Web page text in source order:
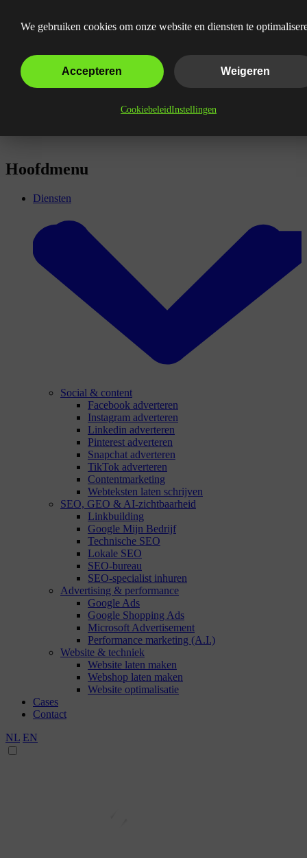
Wat is een Multivariate Test?
Hoofdmenu
Diensten
Social & content
Facebook adverteren
Instagram adverteren
Linkedin adverteren
Pinterest adverteren
Snapchat adverteren
TikTok adverteren
Contentmarketing
Webteksten laten schrijven
SEO, GEO & AI-zichtbaarheid
Linkbuilding
Google Mijn Bedrijf
Technische SEO
Lokale SEO
SEO-bureau
SEO-specialist inhuren
Advertising & performance
Google Ads
Google Shopping Ads
Microsoft Advertisement
Performance marketing (A.I.)
Website & techniek
Website laten maken
Webshop laten maken
Website optimalisatie
Cases
Contact
NL EN
We gebruiken cookies om onze website en diensten te
Accepteren Weigeren
CookiebeleidInstellingen